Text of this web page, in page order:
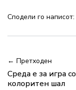
Сподели го написот:
← Претходен
Среда е за игра со
колоритен шал